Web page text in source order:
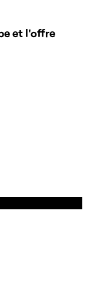
et l'offre